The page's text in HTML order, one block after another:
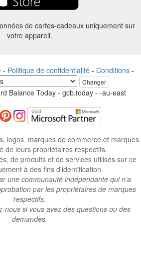
de cartes-cadeaux uniquement sur
votre appareil.
- Politique de confidentialité - Conditions -
Changer
Balance Today - gcb.today - -au-east
logos, marques de commerce et marques
de leurs propriétaires respectifs.
de produits et de services utilisés sur ce
à des fins d'identification.
une communauté indépendante qui n’a
par les propriétaires de marques
respectifs.
nous si vous avez des questions ou des
demandes.